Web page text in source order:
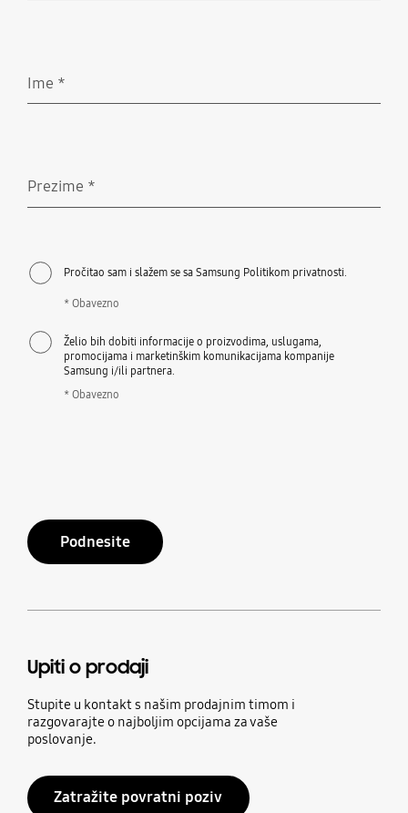
Ime *
Prezime *
Pročitao sam i slažem se sa Samsung Politikom privatnosti.
* Obavezno
Želio bih dobiti informacije o proizvodima, uslugama,
promocijama i marketinškim komunikacijama kompanije
Samsung i/ili partnera.
* Obavezno
Podnesite
Upiti o prodaji
Stupite u kontakt s našim prodajnim timom i
razgovarajte o najboljim opcijama za vaše
poslovanje.
Zatražite povratni poziv